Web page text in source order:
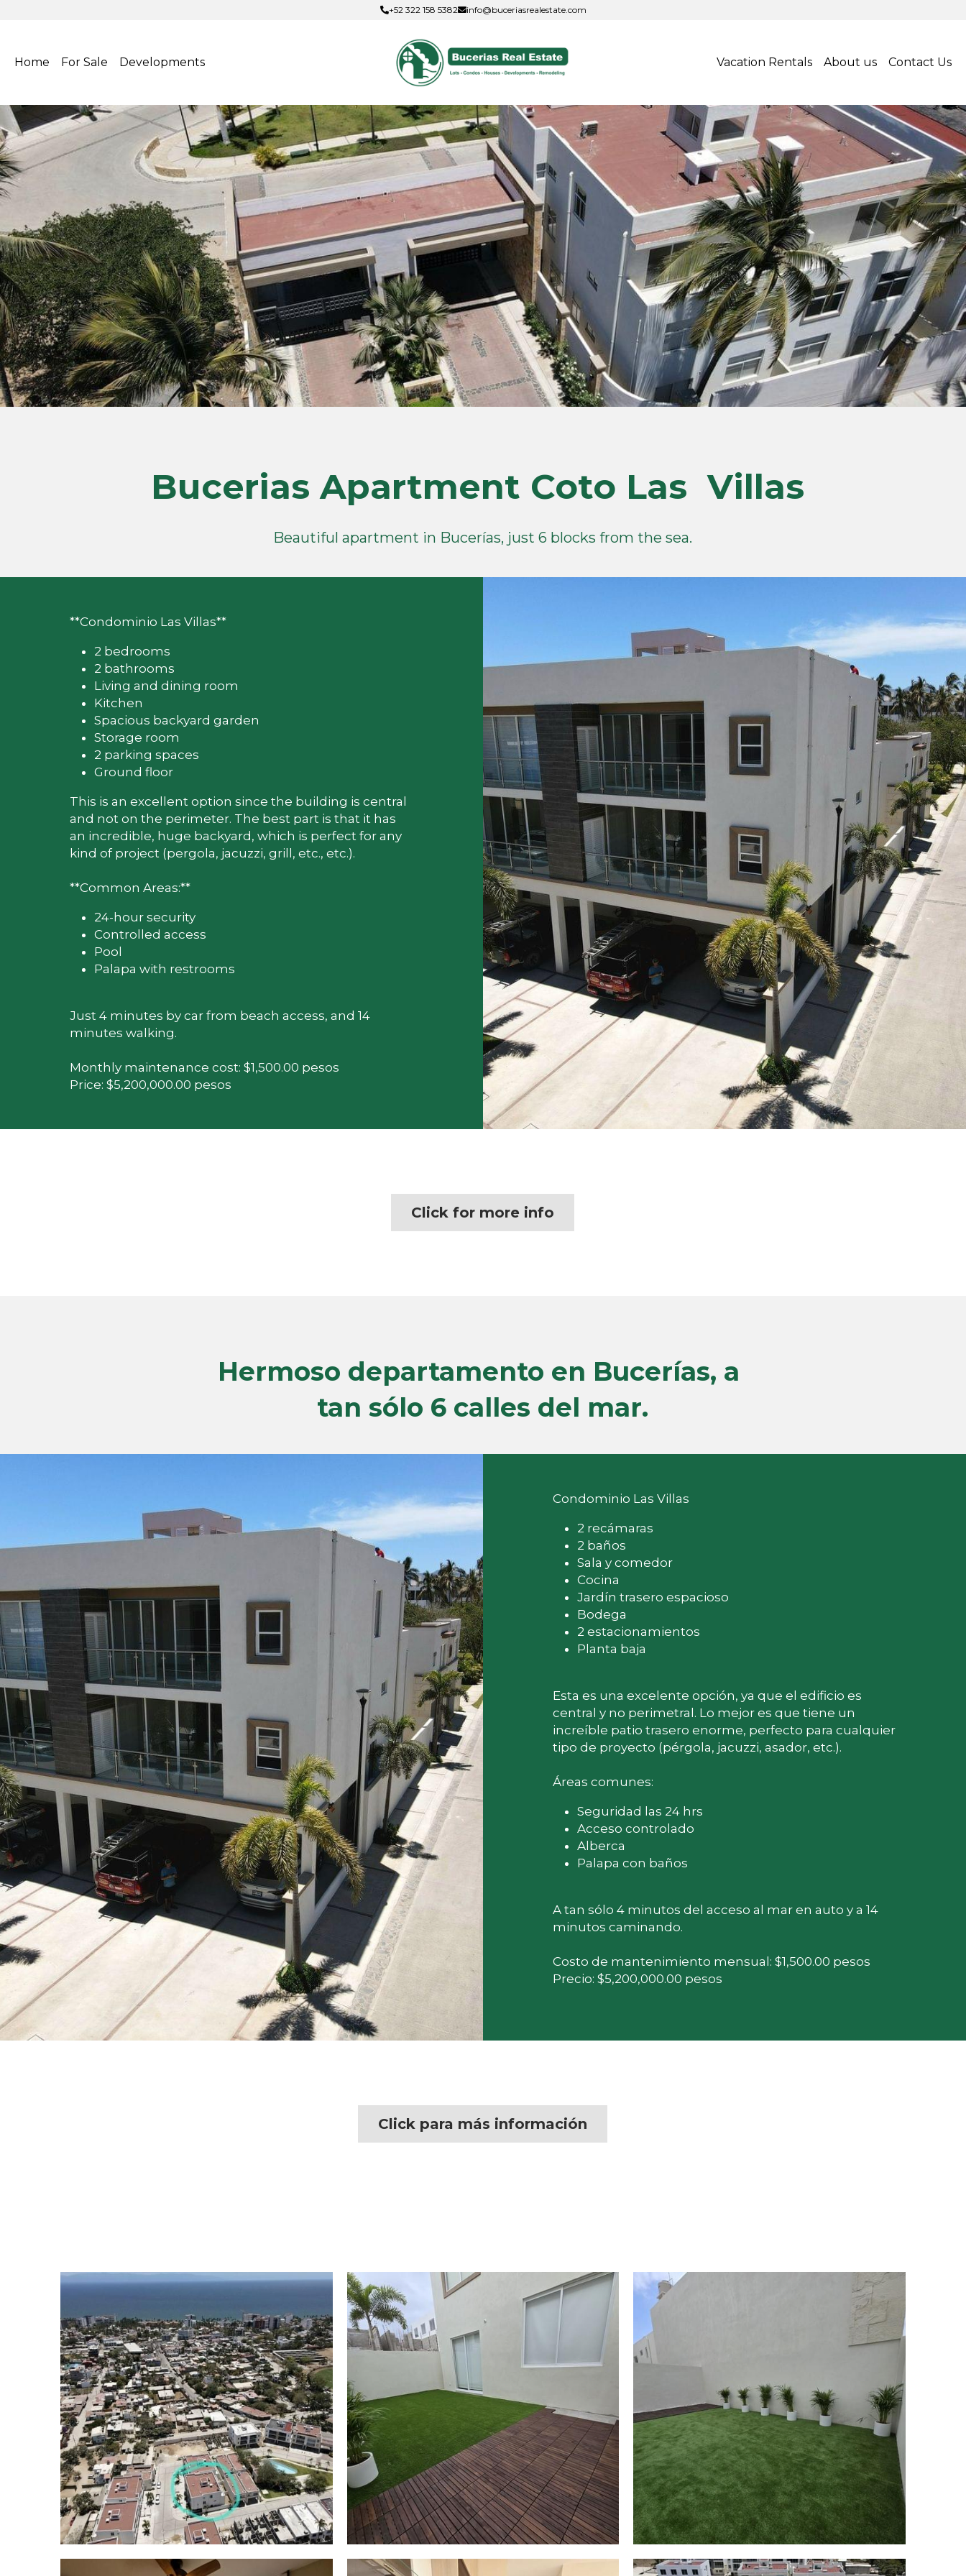
+52 322 158 5382 info@buceriasrealestate.com
Home For Sale Developments Vacation Rentals About us Contact Us
Bucerias Apartment Coto Las  Villas
Beautiful apartment in Bucerías, just 6 blocks from the sea.
**Condominio Las Villas**
2 bedrooms
2 bathrooms
Living and dining room
Kitchen
Spacious backyard garden
Storage room
2 parking spaces
Ground floor
This is an excellent option since the building is central
and not on the perimeter. The best part is that it has
an incredible, huge backyard, which is perfect for any
kind of project (pergola, jacuzzi, grill, etc., etc.).
**Common Areas:**
24-hour security
Controlled access
Pool
Palapa with restrooms
Just 4 minutes by car from beach access, and 14
minutes walking.
Monthly maintenance cost: $1,500.00 pesos
Price: $5,200,000.00 pesos
Click for more info
Hermoso departamento en Bucerías, a
tan sólo 6 calles del mar.
Condominio Las Villas
2 recámaras
2 baños
Sala y comedor
Cocina
Jardín trasero espacioso
Bodega
2 estacionamientos
Planta baja
Esta es una excelente opción, ya que el edificio es
central y no perimetral. Lo mejor es que tiene un
increíble patio trasero enorme, perfecto para cualquier
tipo de proyecto (pérgola, jacuzzi, asador, etc.).
Áreas comunes:
Seguridad las 24 hrs
Acceso controlado
Alberca
Palapa con baños
A tan sólo 4 minutos del acceso al mar en auto y a 14
minutos caminando.
Costo de mantenimiento mensual: $1,500.00 pesos
Precio: $5,200,000.00 pesos
Click para más información